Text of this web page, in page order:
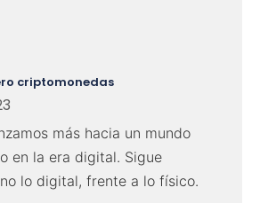
criptomonedas
más hacia un mundo
en la era digital. Sigue
lo digital, frente a lo físico.